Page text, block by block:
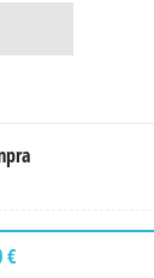
€